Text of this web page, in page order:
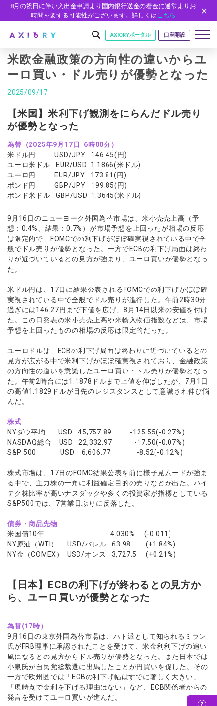
8月の祝日に伴い入出金申請より国内銀行送金の着金に通常よりお
時間を要する可能性がございます。詳しくはこちら
はじめに
ライセンス
取引
取引商品
FX（通貨ペア）
現物株式
ETF
株式CFD
株価指数CFD
エネルギーCFD
貴金属CFD
ソフトコモディティCFD
NEW
バトルCFD
取引条件
スプレッド・手数料
ゼロカットとロスカット
スワップとロールオーバー
入出金方法
レバレッジ
約定率
取引時間
取引計算シミュレーター
注文執行ポリシー
経済指標・予測カレンダー
休眠口座と凍結口座
口座
口座の種類
口座タイプ
法人のお客様
ゼロ口座
NEW
ウォレット口座
NEW
口座開設
口座開設フォーム
必要書類
開設方法
プラットフォーム
プラットフォーム
MT5
MT4
AXIORYアプリ
AXIORYポータル
ツール
MT4/MT5 ヒストリカルデータ
EA(エキスパートアドバイザー)
日本時間表示インジケータ
ストライク インジケータ
MQLシグナル
NEW
通貨インデックス
パートナー
パートナーシップ・プログラム
特別・VIPプログラム
NEW
ニュース
お知らせ
マーケットニュース
コーポレートニュース
キャンペーン
企業情報
会社概要
役員紹介
お問合せ
日本語
English
Русский
Español
ไทย
Tiếng Việt
口座開設する
デモ口座を開設する
法人のお客様は こちら
AXIORYポータル 口座開設
米欧金融政策の方向性の違いからユ
ーロ買い・ドル売りが優勢となった
2025/09/17
【米国】米利下げ観測をにらんだドル売り
が優勢となった
為替（2025年9月17日 6時00分）
米ドル円 USD/JPY 146.45(円)
ユーロ米ドル EUR/USD 1.1866(米ドル)
ユーロ円 EUR/JPY 173.81(円)
ポンド円 GBP/JPY 199.85(円)
ポンド米ドル GBP/USD 1.3645(米ドル)
9月16日のニューヨーク外国為替市場は、米小売売上高（予
想：0.4%、結果：0.7%）が市場予想を上回ったが相場の反応
は限定的で、FOMCでの利下げがほぼ確実視されている中で全
般でドル売りが優勢となった。一方でECBの利下げ局面は終わ
りが近づいているとの見方が強まり、ユーロ買いが優勢となっ
た。
米ドル円は、17日に結果公表されるFOMCでの利下げがほぼ確
実視されている中で全般でドル売りが進行した。午前2時30分
過ぎには146.27円まで下値を広げ、8月14日以来の安値を付け
た。この日発表の米小売売上高や米輸入物価指数などは、市場
予想を上回ったものの相場の反応は限定的だった。
ユーロドルは、ECBの利下げ局面は終わりに近づいているとの
見方が広がる中で米利下げがほぼ確実視されており、金融政策
の方向性の違いを意識したユーロ買い・ドル売りが優勢となっ
た。午前2時台には1.1878ドルまで上値を伸ばしたが、7月1日
の高値1.1829ドルが目先のレジスタンスとして意識され伸び悩
んだ。
株式
NYダウ平均 USD 45,757.89 -125.55(-0.27%)
NASDAQ総合 USD 22,332.97 -17.50(-0.07%)
S&P 500 USD 6,606.77 -8.52(-0.12%)
株式市場は、17日のFOMC結果公表を前に様子見ムードが強ま
る中で、主力株の一角に利益確定目的の売りなどが出た。ハイ
テク株比率が高いナスダックや多くの投資家が指標としている
S&P500では、7営業日ぶりに反落した。
債券・商品先物
米国債10年 4.030% (-0.011)
NY原油（WTI） USD/バレル 63.98 (+1.84%)
NY金（COMEX） USD/オンス 3,727.5 (+0.21%)
【日本】ECBの利下げが終わるとの見方か
ら、ユーロ買いが優勢となった
為替(17時）
9月16日の東京外国為替市場は、ハト派として知られるミラン
氏がFRB理事に承認されたことを受けて、米金利利下げの追い
風になるとの見方からドル売りが優勢となった。また日本では
小泉氏が自民党総裁選に出馬したことが円買いを促した。その
一方で欧州圏では「ECBの利下げ幅はすでに著しく大きい」
「現時点で金利を下げる理由はない」など、ECB関係者からの
発言を受けてユーロ買いが進んだ。